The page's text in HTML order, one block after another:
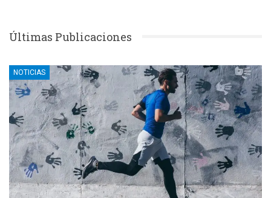
Últimas Publicaciones
NOTICIAS